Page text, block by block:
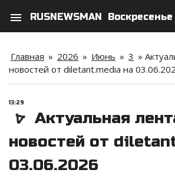
menu RUSNEWSMAN Воскресенье
Главная » 2026 » Июнь » 3 »
новостей от diletant.media на
13:29
Актуальная
новостей от
03.06.2026